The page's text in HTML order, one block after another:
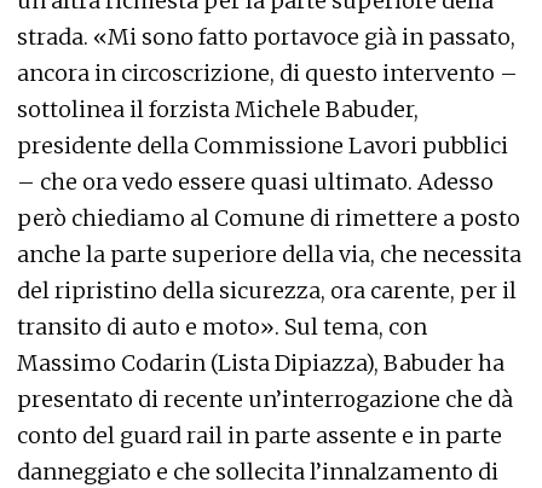
strada. «Mi sono fatto portavoce già in passato,
ancora in circoscrizione, di questo intervento –
sottolinea il forzista Michele Babuder,
presidente della Commissione Lavori pubblici
– che ora vedo essere quasi ultimato. Adesso
però chiediamo al Comune di rimettere a posto
anche la parte superiore della via, che necessita
del ripristino della sicurezza, ora carente, per il
transito di auto e moto». Sul tema, con
Massimo Codarin (Lista Dipiazza), Babuder ha
presentato di recente un’interrogazione che dà
conto del guard rail in parte assente e in parte
danneggiato e che sollecita l’innalzamento di